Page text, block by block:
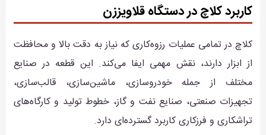
کاربرد کلاچ در دستگاه قلاویززن
کلاچ در تمامی عملیات رزوه‌کاری که نیاز به دقت بالا و محافظت
از ابزار دارند، نقش مهمی ایفا می‌کند. این قطعه در صنایع
مختلف از جمله خودروسازی، ماشین‌سازی، قالب‌سازی،
تجهیزات صنعتی، صنایع نفت و گاز، خطوط تولید و کارگاه‌های
تراشکاری و فرزکاری کاربرد گسترده‌ای دارد.